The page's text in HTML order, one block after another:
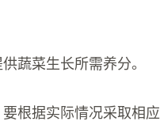
蔬菜生长所需养分。
根据实际情况采取相应